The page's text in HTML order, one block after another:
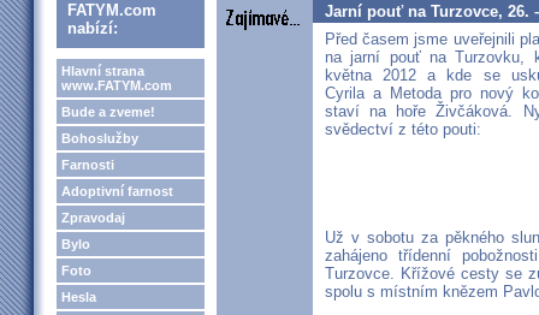
FATYM.com
nabízí:
Hlavní strana
www.FATYM.com
Bude a zveme!
Bohoslužby
Farnosti
Adoptivní farnost
Zpravodaj
Bylo
Foto
Hesla
Jarní pouť na Turzovce, 26.
Před časem jsme uveřejnili
na jarní pouť na Turzovku,
května 2012 a kde se
Cyrila a Metoda pro nový
staví na hoře Živčáková.
svědectví z této pouti:
Už v sobotu za pěkného
zahájeno třídenní
Turzovce. Křížové cesty se
spolu s místním knězem